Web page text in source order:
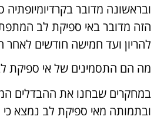
ובראשונה מדובר
הזה מדובר באי ספיקת לב
להריון ועד חמישה חודשים לאחר
מה הם התסמינים של אי ספיקת
במחקרים שבחנו את ההבדלים
ובתמותה מאי ספיקת לב נמצא